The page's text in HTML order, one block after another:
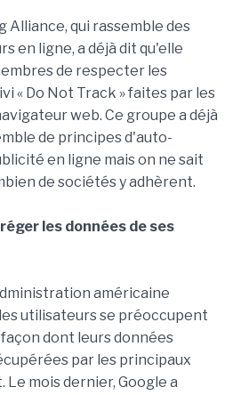
Alliance, qui rassemble des
en ligne, a déjà dit qu'elle
de respecter les
« Do Not Track » faites par les
web. Ce groupe a déjà
de principes d'auto-
en ligne mais on ne sait
de sociétés y adhèrent.
les données de ses
américaine
utilisateurs se préoccupent
façon dont leurs données
par les principaux
mois dernier, Google a